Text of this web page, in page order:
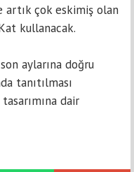
artık çok eskimiş olan
kullanacak.
aylarına doğru
tanıtılması
dair